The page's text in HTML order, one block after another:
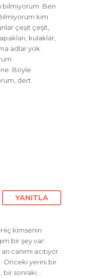
bilmiyorum. Ben
kim
çeşit çeşit,
kulaklar,
adlar yok.
Böyle
dert
YANITLA
kimsenin
bir şey var:
canımı acıtıyor.
Önceki yerini bir
bir sonraki…